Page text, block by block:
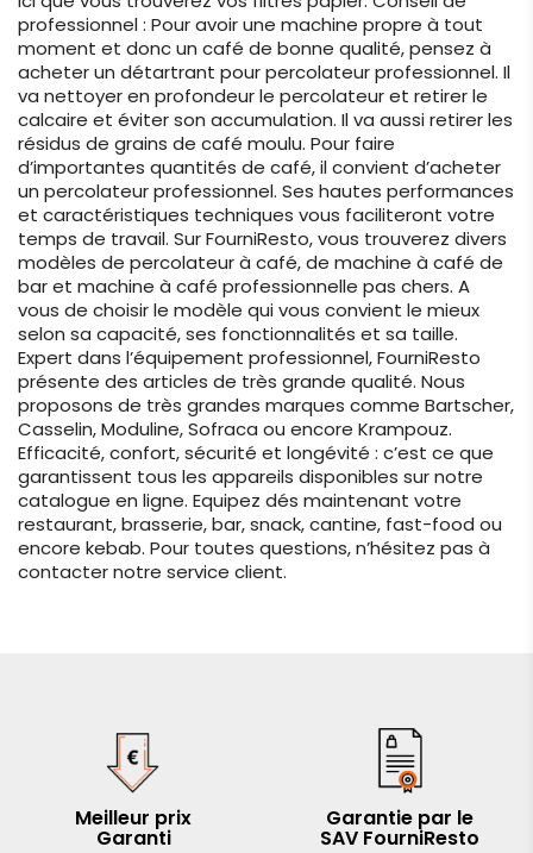
professionnel : Pour avoir une machine propre à tout
moment et donc un café de bonne qualité, pensez à
acheter un détartrant pour percolateur professionnel. Il
va nettoyer en profondeur le percolateur et retirer le
calcaire et éviter son accumulation. Il va aussi retirer les
résidus de grains de café moulu. Pour faire
d’importantes quantités de café, il convient d’acheter
un percolateur professionnel. Ses hautes performances
et caractéristiques techniques vous faciliteront votre
temps de travail. Sur FourniResto, vous trouverez divers
modèles de percolateur à café, de machine à café de
bar et machine à café professionnelle pas chers. A
vous de choisir le modèle qui vous convient le mieux
selon sa capacité, ses fonctionnalités et sa taille.
Expert dans l’équipement professionnel, FourniResto
présente des articles de très grande qualité. Nous
proposons de très grandes marques comme Bartscher,
Casselin, Moduline, Sofraca ou encore Krampouz.
Efficacité, confort, sécurité et longévité : c’est ce que
garantissent tous les appareils disponibles sur notre
catalogue en ligne. Equipez dés maintenant votre
restaurant, brasserie, bar, snack, cantine, fast-food ou
encore kebab. Pour toutes questions, n’hésitez pas à
contacter notre service client.
Meilleur prix
Garanti
Garantie par le
SAV FourniResto